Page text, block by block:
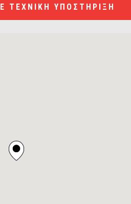
ΤΕΧΝΙΚΗ ΥΠΟΣΤΗΡΙΞΗ